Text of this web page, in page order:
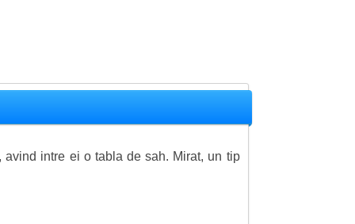
intre ei o tabla de sah. Mirat, un tip